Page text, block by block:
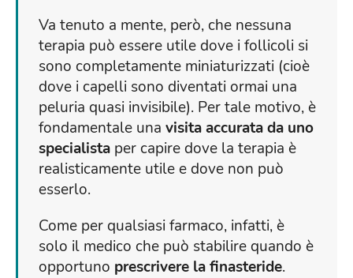
Va tenuto a mente, però, che nessuna
terapia può essere utile dove i follicoli si
sono completamente miniaturizzati (cioè
dove i capelli sono diventati ormai una
peluria quasi invisibile). Per tale motivo, è
fondamentale una visita accurata da uno
specialista per capire dove la terapia è
realisticamente utile e dove non può
esserlo.
Come per qualsiasi farmaco, infatti, è
solo il medico che può stabilire quando è
opportuno prescrivere la finasteride.